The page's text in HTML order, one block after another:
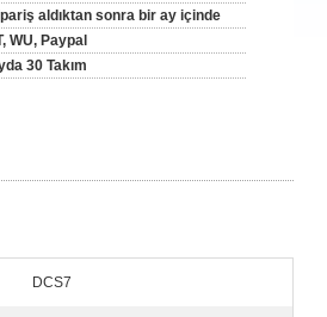
aldıktan sonra bir ay içinde
WU, Paypal
30 Takım
DCS7